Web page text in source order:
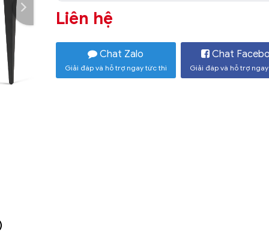
Liên hệ
Chat Zalo
Giải đáp và hỗ trợ ngay tức thì
Chat
Giải đáp và hỗ trợ